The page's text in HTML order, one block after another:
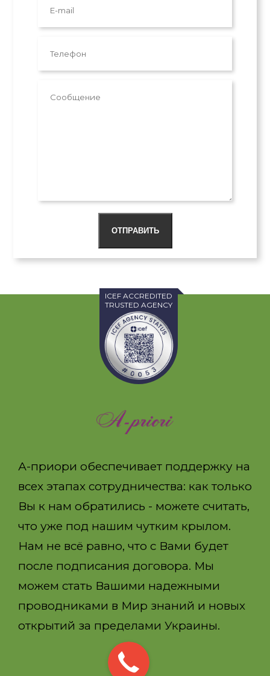
ОТПРАВИТЬ
ICEF ACCREDITED
TRUSTED AGENCY
А-приори обеспечивает поддержку на
всех этапах сотрудничества: как только
Вы к нам обратились - можете считать,
что уже под нашим чутким крылом.
Нам не всё равно, что с Вами будет
после подписания договора. Мы
можем стать Вашими надежными
проводниками в Мир знаний и новых
открытий за пределами Украины.